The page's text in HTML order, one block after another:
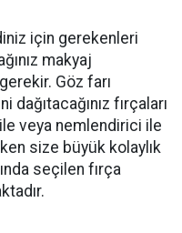
için gerekenleri
makyaj
Göz farı
dağıtacağınız fırçaları
veya nemlendirici ile
size büyük kolaylık
seçilen fırça